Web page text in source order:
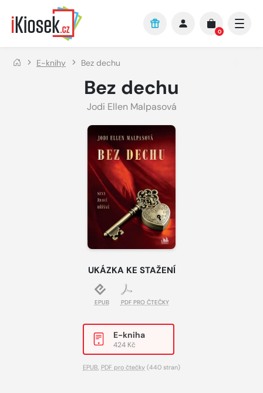
Přejít na hlavní obsah
0
E-knihy Bez dechu
Bez dechu
Jodi Ellen Malpasová
UKÁZKA KE STAŽENÍ
EPUB PDF PRO ČTEČKY
E-kniha
424 Kč
EPUB, PDF pro čtečky (440 stran)